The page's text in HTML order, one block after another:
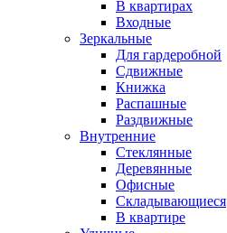
В квартирах
Входные
Зеркальные
Для гардеробной
Сдвижные
Книжка
Распашные
Раздвижные
Внутренние
Стеклянные
Деревянные
Офисные
Складывающиеся
В квартире